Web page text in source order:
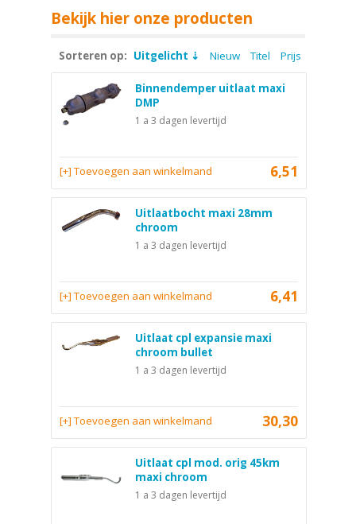
Bekijk hier onze producten
Sorteren op: Uitgelicht Nieuw Titel Prijs
Binnendemper uitlaat maxi
DMP
1 a 3 dagen levertijd
6,51
[+] Toevoegen aan winkelmand
Uitlaatbocht maxi 28mm
chroom
1 a 3 dagen levertijd
6,41
[+] Toevoegen aan winkelmand
Uitlaat cpl expansie maxi
chroom bullet
1 a 3 dagen levertijd
30,30
[+] Toevoegen aan winkelmand
Uitlaat cpl mod. orig 45km
maxi chroom
1 a 3 dagen levertijd